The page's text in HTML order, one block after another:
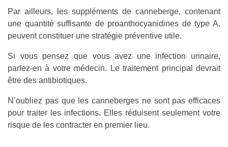
Par ailleurs, les suppléments de canneberge, contenant
une quantité suffisante de proanthocyanidines de type A,
peuvent constituer une stratégie préventive utile.
Si vous pensez que vous avez une infection urinaire,
parlez-en à votre médecin. Le traitement principal devrait
être des antibiotiques.
N’oubliez pas que les canneberges ne sont pas efficaces
pour traiter les infections. Elles réduisent seulement votre
risque de les contracter en premier lieu.